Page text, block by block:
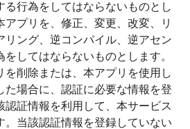
る行為をしてはならないものとし
アプリを、修正、変更、改変、リ
リング、逆コンパイル、逆アセン
してはならないものとします。
を削除または、本アプリを使用し
た場合に、認証に必要な情報を登
認証情報を利用して、本サービス
。当該認証情報を登録していない